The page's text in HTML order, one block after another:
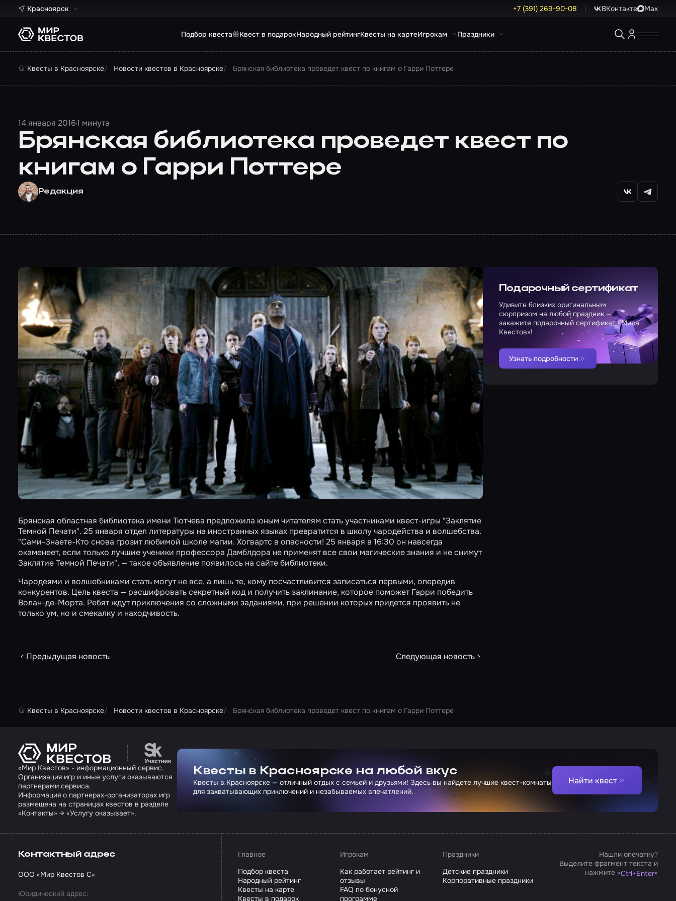
Красноярск +7 (391) 269-90-08 ВКонтакте Max
Подбор квеста Квест в подарокНародный рейтингКвесты на картеИгрокам Праздники
Квесты в Красноярске Новости квестов в Красноярске Брянская библиотека проведет квест по книгам о Гарри Поттере
14 января 20161 минута
Брянская библиотека проведет квест по
книгам о Гарри Поттере
Редакция
Брянская областная библиотека имени Тютчева предложила юным читателям стать участниками квест-игры "Заклятие
Темной Печати". 25 января отдел литературы на иностранных языках превратится в школу чародейства и волшебства.
"Сами-Знаете-Кто снова грозит любимой школе магии. Хогвартс в опасности! 25 января в 16:30 он навсегда
окаменеет, если только лучшие ученики профессора Дамблдора не применят все свои магические знания и не снимут
Заклятие Темной Печати", — такое объявление появилось на сайте библиотеки.
Чародеями и волшебниками стать могут не все, а лишь те, кому посчастливится записаться первыми, опередив
конкурентов. Цель квеста — расшифровать секретный код и получить заклинание, которое поможет Гарри победить
Волан-де-Морта. Ребят ждут приключения со сложными заданиями, при решении которых придется проявить не
только ум, но и смекалку и находчивость.
Предыдущая новость Следующая новость
Подарочный сертификат
Удивите близких оригинальным
сюрпризом на любой праздник —
закажите подарочный сертификат «Мира
Квестов»!
Узнать подробности
Квесты в Красноярске Новости квестов в Красноярске Брянская библиотека проведет квест по книгам о Гарри Поттере
Перейти на сайт партнера Сколково
«Мир Квестов» - информационный сервис.
Организация игр и иные услуги оказываются
партнерами сервиса.
Информация о партнерах-организаторах игр
размещена на страницах квестов в разделе
«Контакты» → «Услугу оказывает».
Квесты в Красноярске на любой вкус
Квесты в Красноярске — отличный отдых с семьей и друзьями! Здесь вы найдете лучшие квест-комнаты
для захватывающих приключений и незабываемых впечатлений.
Найти квест
Контактный адрес
ООО «Мир Квестов С»
Юридический адрес:
Главное
Подбор квеста
Народный рейтинг
Квесты на карте
Квесты в подарок
Игрокам
Как работает рейтинг и
отзывы
FAQ по бонусной
программе
Праздники
Детские праздники
Корпоративные праздники
Нашли опечатку?
Выделите фрагмент текста и
нажмите «Ctrl+Enter»